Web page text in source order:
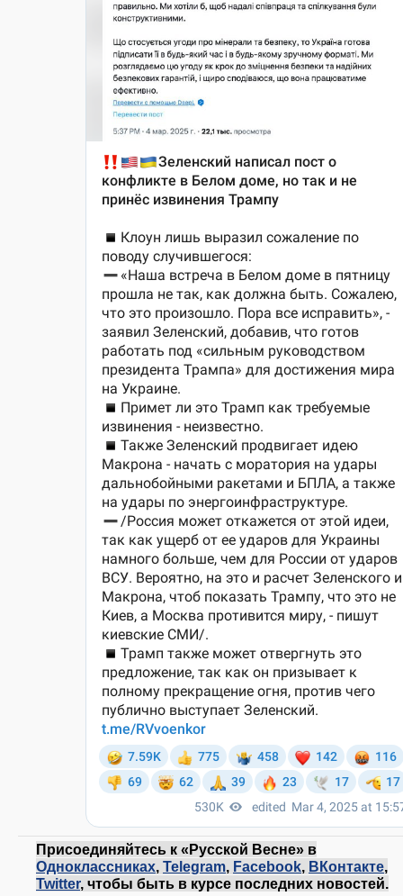
Присоединяйтесь к «Русской Весне» в
Одноклассниках Telegram Facebook ВКонтакте
Twitter, чтобы быть в курсе последних новостей.